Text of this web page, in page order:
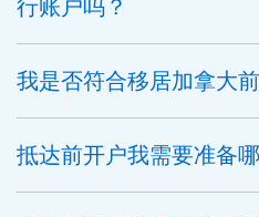
行账户吗？
我是否符合移居加拿大
抵达前开户我需要准备